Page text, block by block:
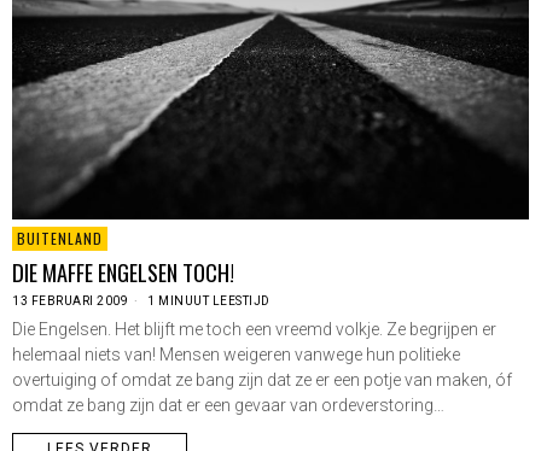
BUITENLAND
DIE MAFFE ENGELSEN TOCH!
13 FEBRUARI 2009 1 MINUUT LEESTIJD
Die Engelsen. Het blijft me toch een vreemd volkje. Ze begrijpen er
helemaal niets van! Mensen weigeren vanwege hun politieke
overtuiging of omdat ze bang zijn dat ze er een potje van maken, óf
omdat ze bang zijn dat er een gevaar van ordeverstoring…